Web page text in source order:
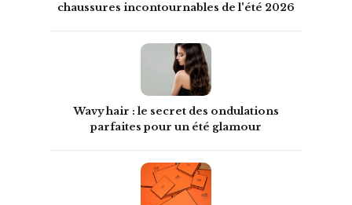
chaussures incontournables de l'été 2026
Wavy hair : le secret des ondulations
parfaites pour un été glamour